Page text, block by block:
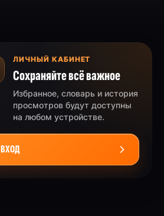
ЛИЧНЫЙ КАБИНЕТ
Сохраняйте всё важное
Избранное, словарь и история
просмотров будут доступны
на любом устройстве.
ВХОД